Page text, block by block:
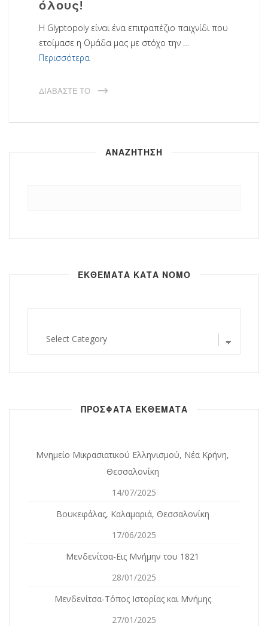
όλους!
Η Glyptopoly είναι ένα επιτραπέζιο παιχνίδι που
ετοίμασε η Ομάδα μας με στόχο την …
Περισσότερα
ΔΙΑΒΆΣΤΕ ΤΟ
ΑΝΑΖΗΤΗΣΗ
ΕΚΘΕΜΑΤΑ ΚΑΤΑ ΝΟΜΟ
ΠΡΟΣΦΑΤΑ ΕΚΘΕΜΑΤΑ
Μνημείο Μικρασιατικού Ελληνισμού, Νέα Κρήνη,
Θεσσαλονίκη
14/07/2025
Βουκεφάλας, Καλαμαριά, Θεσσαλονίκη
17/06/2025
Μενδενίτσα-Εις Μνήμην του 1821
28/01/2025
Μενδενίτσα-Τόπος Ιστορίας και Μνήμης
27/01/2025